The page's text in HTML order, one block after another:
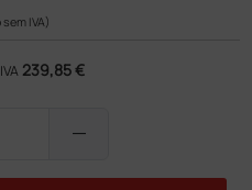
IVA)
239,85 €
remove